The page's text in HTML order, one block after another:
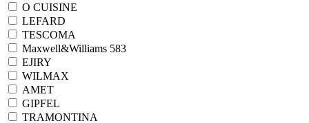
O CUISINE
LEFARD
TESCOMA
Maxwell&Williams 583
EJIRY
WILMAX
АМЕТ
GIPFEL
TRAMONTINA